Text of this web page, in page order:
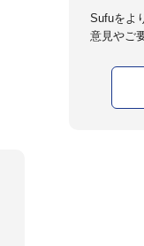
Sufuをよ
意見やご